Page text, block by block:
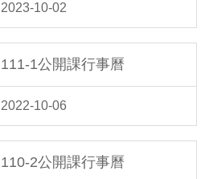
2023-10-02
111-1公開課行事曆
2022-10-06
110-2公開課行事曆